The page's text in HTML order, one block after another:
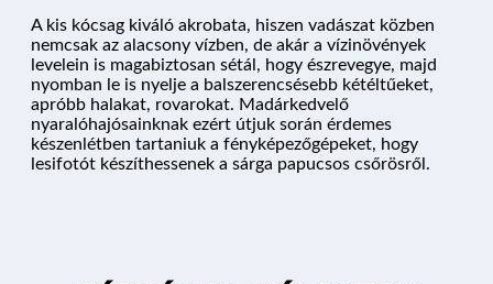
HAJÓK
KIKÖTŐK
A kis kócsag kiváló akrobata, hiszen vadászat közben
nemcsak az alacsony vízben, de akár a vízinövények
levelein is magabiztosan sétál, hogy észrevegye, majd
nyomban le is nyelje a balszerencsésebb kétéltűeket,
apróbb halakat, rovarokat. Madárkedvelő
nyaralóhajósainknak ezért útjuk során érdemes
készenlétben tartaniuk a fényképezőgépeket, hogy
lesifotót készíthessenek a sárga papucsos csőrösről.